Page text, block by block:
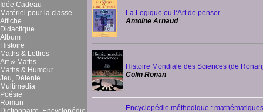
Idée Cadeau
Matériel pour la classe
Affiche
Didactique
Album
Histoire
Maths & Lettres
Art & Maths
Maths & Humour
Jeu, Détente
Multimédia
Poésie
Roman
La Logique ou l‘Art de penser
Antoine Arnaud
Histoire Mondiale des Sciences (de
Colin Ronan
Encyclopédie méthodique : mathématiques